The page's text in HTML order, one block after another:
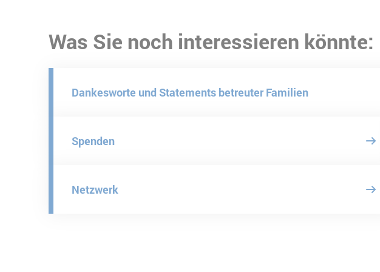
Was Sie noch interessieren könnte:
Dankesworte und Statements betreuter Familien
Spenden
Netzwerk